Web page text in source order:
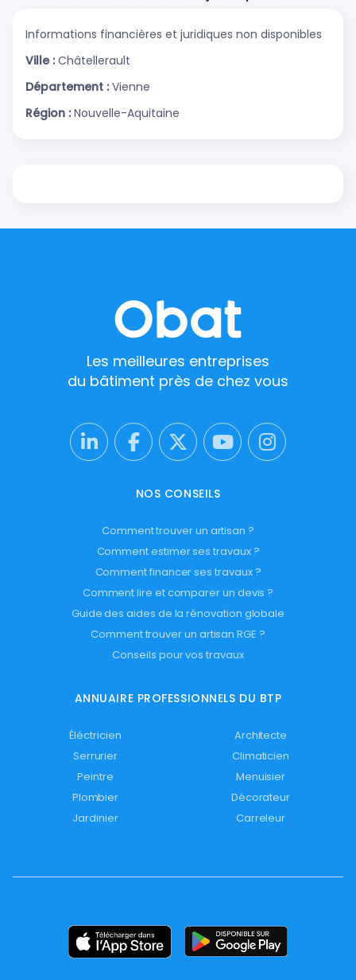
Informations financières et juridiques non disponibles
Ville : Châtellerault
Département : Vienne
Région : Nouvelle-Aquitaine
Les meilleures entreprises
du bâtiment près de chez vous
NOS CONSEILS
Comment trouver un artisan ?
Comment estimer ses travaux ?
Comment financer ses travaux ?
Comment lire et comparer un devis ?
Guide des aides de la rénovation globale
Comment trouver un artisan RGE ?
Conseils pour vos travaux
ANNUAIRE PROFESSIONNELS DU BTP
Éléctricien
Architecte
Serrurier
Climaticien
Peintre
Menuisier
Plombier
Décorateur
Jardinier
Carreleur